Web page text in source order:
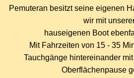
Pemuteran besitzt seine eigenen
wir mit
hauseigenen Boot
Mit Fahrzeiten von 15 - 35
Tauchgänge hintereinander
Oberflächenpause